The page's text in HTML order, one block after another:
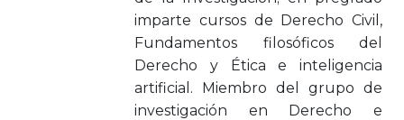
imparte cursos de Derecho Civil,
Fundamentos filosóficos del
Derecho y Ética e inteligencia
artificial. Miembro del grupo de
investigación en Derecho e